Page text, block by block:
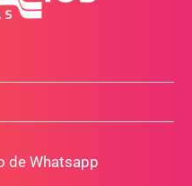
de Whatsapp